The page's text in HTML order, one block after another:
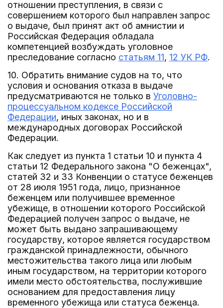
отношении преступления, в связи с
совершением которого был направлен запрос
о выдаче, был принят акт об амнистии и
Российская Федерация обладала
компетенцией возбуждать уголовное
преследование согласно статьям 11, 12 УК РФ.
10. Обратить внимание судов на то, что
условия и основания отказа в выдаче
предусматриваются не только в Уголовно-
процессуальном кодексе Российской
Федерации, иных законах, но и в
международных договорах Российской
Федерации.
Как следует из пункта 1 статьи 10 и пункта 4
статьи 12 Федерального закона "О беженцах",
статей 32 и 33 Конвенции о статусе беженцев
от 28 июля 1951 года, лицо, признанное
беженцем или получившее временное
убежище, в отношении которого Российской
Федерацией получен запрос о выдаче, не
может быть выдано запрашивающему
государству, которое является государством
гражданской принадлежности, обычного
местожительства такого лица или любым
иным государством, на территории которого
имели место обстоятельства, послужившие
основанием для предоставления лицу
временного убежища или статуса беженца.